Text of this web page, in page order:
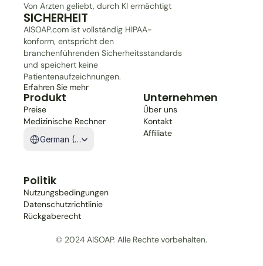
Von Ärzten geliebt, durch KI ermächtigt
SICHERHEIT
AISOAP.com ist vollständig HIPAA-
konform, entspricht den
branchenführenden Sicherheitsstandards
und speichert keine
Patientenaufzeichnungen.
Erfahren Sie mehr
Produkt
Preise
Medizinische Rechner
German (Germany)
Unternehmen
Über uns
Kontakt
Affiliate
Politik
Nutzungsbedingungen
Datenschutzrichtlinie
Rückgaberecht
© 2024 AISOAP. Alle Rechte vorbehalten.